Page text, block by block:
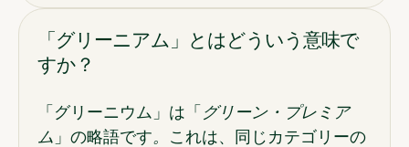
「グリーニアム」とはどういう意味で
すか？
「グリーニウム」は「 グリーン・プレミア
ム 」の略語です。
これは、同じカテゴリーの